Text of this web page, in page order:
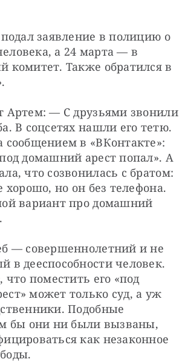
заявление в полицию о
а 24 марта — в
комитет. Также обратился в
Артем: — С друзьями звонили
В соцсетях нашли его тетю.
сообщением в «ВКонтакте»:
домашний арест попал». А
что созвонилась с братом:
хорошо, но он без телефона.
вариант про домашний
— совершеннолетний и не
в дееспособности человек.
что поместить его «под
может только суд, а уж
Подобные
бы они ни были вызваны,
как незаконное